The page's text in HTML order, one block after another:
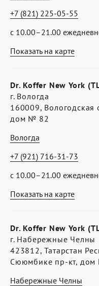
Показать на карте
с 10.00–21.00
+7 (821) 225-05-55
Показать на карте
Dr. Koffer New York
г. Вологда
160009, Вологодская
дом № 82
Вологда
с 10.00–21.00
+7 (921) 716-31-73
Dr. Koffer New York
г. Набережные Челны
423812, Татарстан
Сююмбике пр-кт,
Набережные Челны